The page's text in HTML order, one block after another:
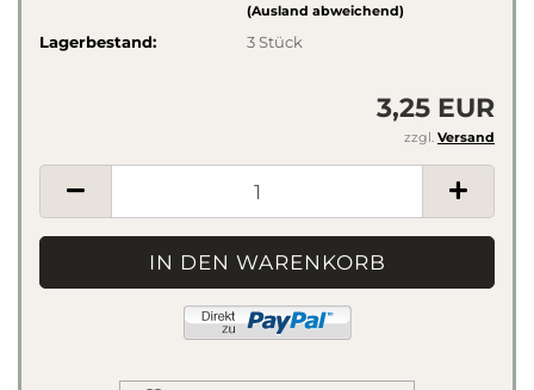
(Ausland abweichend)
Lagerbestand: 3Stück
3,25 EUR
zzgl. Versand